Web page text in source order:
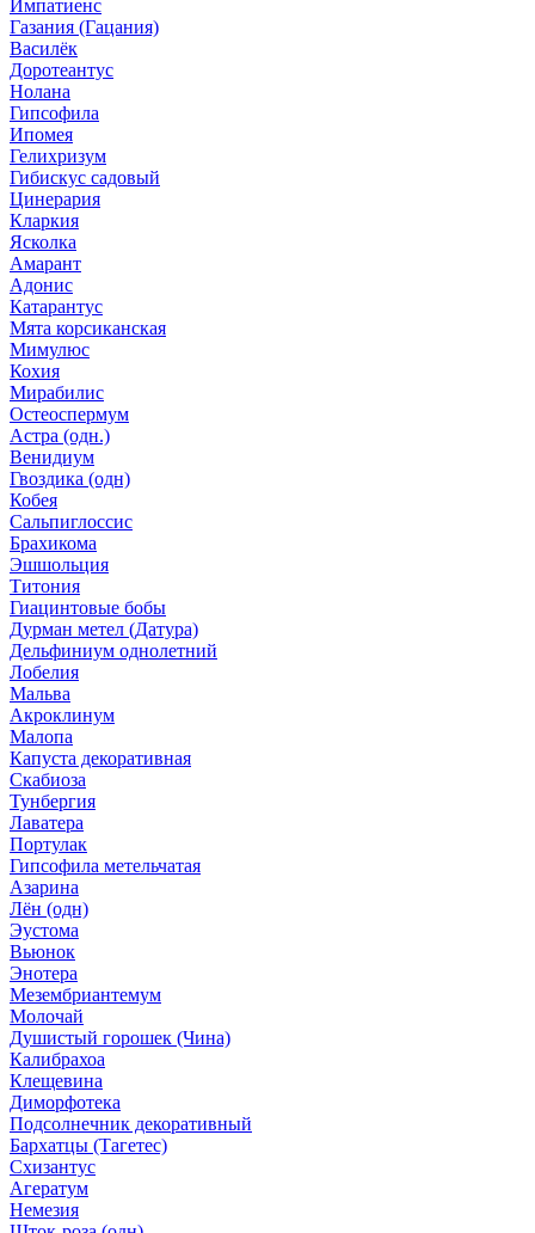
Импатиенс
Газания (Гацания)
Василёк
Доротеантус
Нолана
Гипсофила
Ипомея
Гелихризум
Гибискус садовый
Цинерария
Кларкия
Ясколка
Амарант
Адонис
Катарантус
Мята корсиканская
Мимулюс
Кохия
Мирабилис
Остеоспермум
Астра (одн.)
Венидиум
Гвоздика (одн)
Кобея
Сальпиглоссис
Брахикома
Эшшольция
Титония
Гиацинтовые бобы
Дурман метел (Датура)
Дельфиниум однолетний
Лобелия
Мальва
Акроклинум
Малопа
Капуста декоративная
Скабиоза
Тунбергия
Лаватера
Портулак
Гипсофила метельчатая
Азарина
Лён (одн)
Эустома
Вьюнок
Энотера
Мезембриантемум
Молочай
Душистый горошек (Чина)
Калибрахоа
Клещевина
Диморфотека
Подсолнечник декоративный
Бархатцы (Тагетес)
Схизантус
Агератум
Немезия